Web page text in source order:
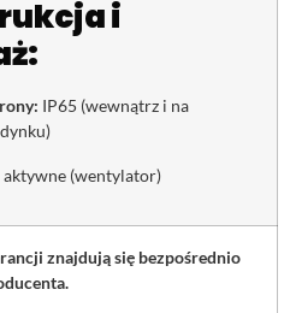
i
IP65 (wewnątrz i na
aktywne (wentylator)
znajdują się bezpośrednio